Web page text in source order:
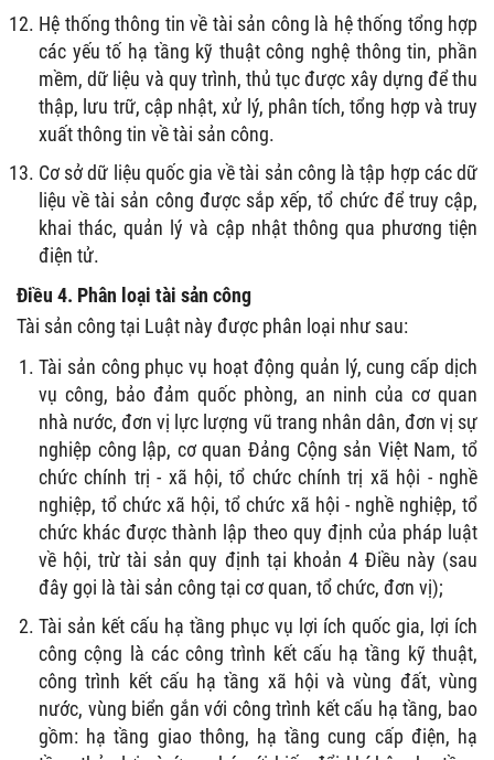
Hệ thống thông tin về tài sản công là hệ thống tổng hợp
các yếu tố hạ tầng kỹ thuật công nghệ thông tin, phần
mềm, dữ liệu và quy trình, thủ tục được xây dựng để thu
thập, lưu trữ, cập nhật, xử lý, phân tích, tổng hợp và truy
xuất thông tin về tài sản công.
Cơ sở dữ liệu quốc gia về tài sản công là tập hợp các dữ
liệu về tài sản công được sắp xếp, tổ chức để truy cập,
khai thác, quản lý và cập nhật thông qua phương tiện
điện tử.
Điều 4. Phân loại tài sản công
Tài sản công tại Luật này được phân loại như sau:
Tài sản công phục vụ hoạt động quản lý, cung cấp dịch
vụ công, bảo đảm quốc phòng, an ninh của cơ quan
nhà nước, đơn vị lực lượng vũ trang nhân dân, đơn vị sự
nghiệp công lập, cơ quan Đảng Cộng sản Việt Nam, tổ
chức chính trị - xã hội, tổ chức chính trị xã hội - nghề
nghiệp, tổ chức xã hội, tổ chức xã hội - nghề nghiệp, tổ
chức khác được thành lập theo quy định của pháp luật
về hội, trừ tài sản quy định tại khoản 4 Điều này (sau
đây gọi là tài sản công tại cơ quan, tổ chức, đơn vị);
Tài sản kết cấu hạ tầng phục vụ lợi ích quốc gia, lợi ích
công cộng là các công trình kết cấu hạ tầng kỹ thuật,
công trình kết cấu hạ tầng xã hội và vùng đất, vùng
nước, vùng biển gắn với công trình kết cấu hạ tầng, bao
gồm: hạ tầng giao thông, hạ tầng cung cấp điện, hạ